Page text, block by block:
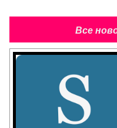
Все